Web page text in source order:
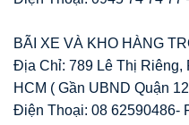
BÃI XE VÀ KHO HÀNG
Địa Chỉ: 789 Lê Thị Riêng,
HCM ( Gần UBND Quận
Điện Thoại: 08 62590486-